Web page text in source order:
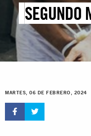
SEGUNDO
BUKELE
MARTES, 06 DE FEBRERO, 2024